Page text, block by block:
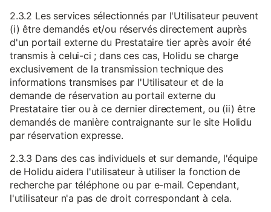
2.3.2 Les services sélectionnés par l'Utilisateur peuvent
(i) être demandés et/ou réservés directement auprès
d'un portail externe du Prestataire tier après avoir été
transmis à celui-ci ; dans ces cas, Holidu se charge
exclusivement de la transmission technique des
informations transmises par l'Utilisateur et de la
demande de réservation au portail externe du
Prestataire tier ou à ce dernier directement, ou (ii) être
demandés de manière contraignante sur le site Holidu
par réservation expresse.
2.3.3 Dans des cas individuels et sur demande, l'équipe
de Holidu aidera l'utilisateur à utiliser la fonction de
recherche par téléphone ou par e-mail. Cependant,
l'utilisateur n'a pas de droit correspondant à cela.